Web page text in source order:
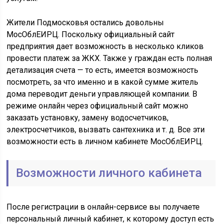
Жители Подмосковья остались довольны
MocOблEИPЦ. Поскольку официальный сайт
предприятия дает возможность в несколько кликов
провести платеж за ЖКХ. Также у граждан есть полная
детализация счета — то есть, имеется возможность
посмотреть, за что именно и в какой сумме житель
дома переводит деньги управляющей компании. В
режиме онлайн через официальный сайт можно
заказать установку, замену водосчетчиков,
электросчетчиков, вызвать сантехника и т. д. Все эти
возможности есть в личном кабинете MocOблEИPЦ.
Возможности личного кабинета
После регистрации в онлайн-сервисе вы получаете
персональный личный кабинет, к которому доступ есть